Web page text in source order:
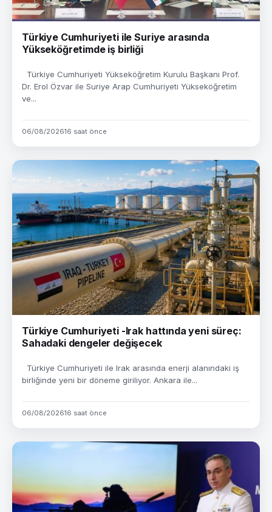
Türkiye Cumhuriyeti ile Suriye arasında
Yükseköğretimde iş birliği
Türkiye Cumhuriyeti Yükseköğretim Kurulu Başkanı Prof.
Dr. Erol Özvar ile Suriye Arap Cumhuriyeti Yükseköğretim
ve...
06/08/202616 saat önce
Türkiye Cumhuriyeti -Irak hattında yeni süreç:
Sahadaki dengeler değişecek
Türkiye Cumhuriyeti ile Irak arasında enerji alanındaki iş
birliğinde yeni bir döneme giriliyor. Ankara ile...
06/08/202616 saat önce